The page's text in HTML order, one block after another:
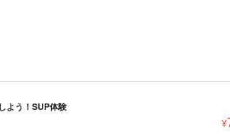
よう！SUP体験
¥